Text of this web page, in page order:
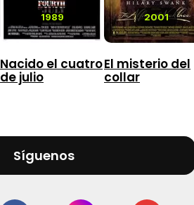
1989
Nacido el cuatro
de julio
2001
El misterio del
collar
Síguenos